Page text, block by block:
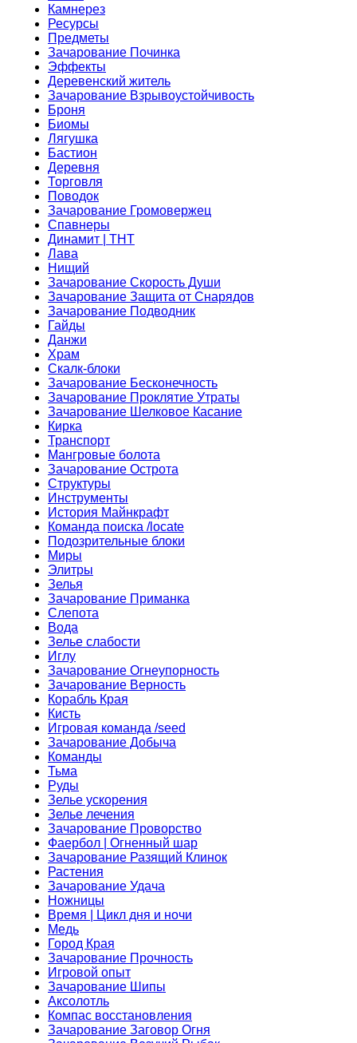
Камнерез
Ресурсы
Предметы
Зачарование Починка
Эффекты
Деревенский житель
Зачарование Взрывоустойчивость
Броня
Биомы
Лягушка
Бастион
Деревня
Торговля
Поводок
Зачарование Громовержец
Спавнеры
Динамит | ТНТ
Лава
Нищий
Зачарование Скорость Души
Зачарование Защита от Снарядов
Зачарование Подводник
Гайды
Данжи
Храм
Скалк-блоки
Зачарование Бесконечность
Зачарование Проклятие Утраты
Зачарование Шелковое Касание
Кирка
Транспорт
Мангровые болота
Зачарование Острота
Структуры
Инструменты
История Майнкрафт
Команда поиска /locate
Подозрительные блоки
Миры
Элитры
Зелья
Зачарование Приманка
Слепота
Вода
Зелье слабости
Иглу
Зачарование Огнеупорность
Зачарование Верность
Корабль Края
Кисть
Игровая команда /seed
Зачарование Добыча
Команды
Тьма
Руды
Зелье ускорения
Зелье лечения
Зачарование Проворство
Фаербол | Огненный шар
Зачарование Разящий Клинок
Растения
Зачарование Удача
Ножницы
Время | Цикл дня и ночи
Медь
Город Края
Зачарование Прочность
Игровой опыт
Зачарование Шипы
Аксолотль
Компас восстановления
Зачарование Заговор Огня